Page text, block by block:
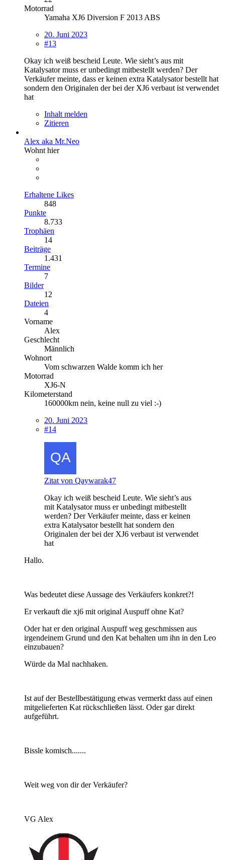
Motorrad
Yamaha XJ6 Diversion F 2013 ABS
20. Juni 2023
#13
Okay ich weiß bescheid Leute. Wie sieht’s aus mit
Katalysator muss er unbedingt mitbestellt werden? Der
Verkäufer meinte, dass er keinen extra Katalysator bestellt hat
sondern den Originalen der bei der XJ6 verbaut ist verwendet
hat
Inhalt melden
Zitieren
Alex aka Mr.Neo
Wohnt hier
Erhaltene Likes
848
Punkte
8.733
Trophäen
14
Beiträge
1.431
Termine
7
Bilder
12
Dateien
4
Vorname
Alex
Geschlecht
Männlich
Wohnort
Vom schwarzen Walde komm ich her
Motorrad
XJ6-N
Kilometerstand
160000km nein, keine null zu viel :-)
20. Juni 2023
#14
Zitat von Qaywarak47
Okay ich weiß bescheid Leute. Wie sieht’s aus
mit Katalysator muss er unbedingt mitbestellt
werden? Der Verkäufer meinte, dass er keinen
extra Katalysator bestellt hat sondern den
Originalen der bei der XJ6 verbaut ist verwendet
hat
Hallo.
Was bedeutet diese Aussage des Verkäufers konkret?!
Er verkauft die xj6 mit original Auspuff ohne Kat?
Oder hat er den original Auspuff weg geschmissen aus
irgendeinem Grund und den Kat behalten um ihn in den Leo
einzubauen?
Würde da Mal nachhaken.
Ist auf der Bestellbestätigung etwas vermerkt dass auf einen
mitgelieferten Kat rückschließen lässt. Oder gar direkt
aufgeführt.
Bissle komisch.......
Weit weg von dir der Verkäufer?
VG Alex